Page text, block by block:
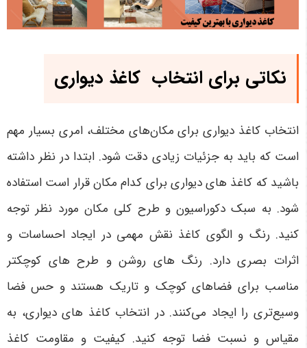
نکاتی برای انتخاب کاغذ دیواری
انتخاب کاغذ دیواری برای مکان‌های مختلف، امری بسیار مهم
است که باید به جزئیات زیادی دقت شود. ابتدا در نظر داشته
باشید که کاغذ های دیواری برای کدام مکان قرار است استفاده
شود. به سبک دکوراسیون و طرح کلی مکان مورد نظر توجه
کنید. رنگ و الگوی کاغذ نقش مهمی در ایجاد احساسات و
اثرات بصری دارد. رنگ ‌های روشن و طرح‌ های کوچکتر
مناسب برای فضاهای کوچک و تاریک هستند و حس فضا
وسیع‌تری را ایجاد می‌کنند. در انتخاب کاغذ های دیواری، به
مقیاس و نسبت فضا توجه کنید. کیفیت و مقاومت کاغذ